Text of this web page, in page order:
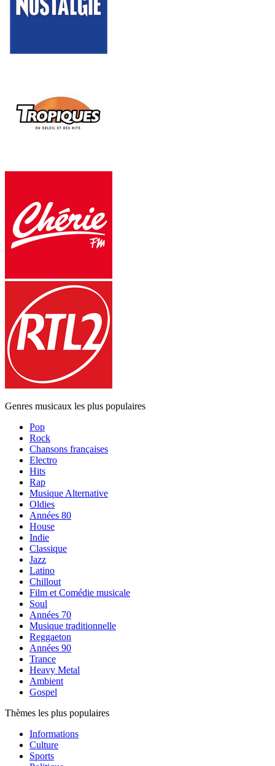
Genres musicaux les plus populaires
Pop
Rock
Chansons françaises
Electro
Hits
Rap
Musique Alternative
Oldies
Années 80
House
Indie
Classique
Jazz
Latino
Chillout
Film et Comédie musicale
Soul
Années 70
Musique traditionnelle
Reggaeton
Années 90
Trance
Heavy Metal
Ambient
Gospel
Thèmes les plus populaires
Informations
Culture
Sports